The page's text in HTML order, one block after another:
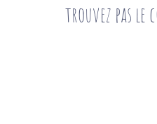
trouvez pas le